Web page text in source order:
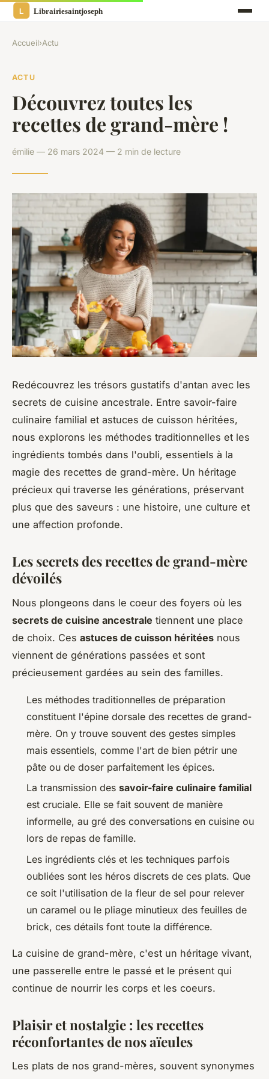
Accueil›Actu
ACTU
Découvrez toutes les
recettes de grand-mère !
émilie — 26 mars 2024 — 2 min de lecture
Redécouvrez les trésors gustatifs d'antan avec les
secrets de cuisine ancestrale. Entre savoir-faire
culinaire familial et astuces de cuisson héritées,
nous explorons les méthodes traditionnelles et les
ingrédients tombés dans l'oubli, essentiels à la
magie des recettes de grand-mère. Un héritage
précieux qui traverse les générations, préservant
plus que des saveurs : une histoire, une culture et
une affection profonde.
Les secrets des recettes de grand-mère
dévoilés
Nous plongeons dans le coeur des foyers où les
secrets de cuisine ancestrale tiennent une place
de choix. Ces astuces de cuisson héritées nous
viennent de générations passées et sont
précieusement gardées au sein des familles.
Les méthodes traditionnelles de préparation
constituent l'épine dorsale des recettes de grand-
mère. On y trouve souvent des gestes simples
mais essentiels, comme l'art de bien pétrir une
pâte ou de doser parfaitement les épices.
La transmission des savoir-faire culinaire familial
est cruciale. Elle se fait souvent de manière
informelle, au gré des conversations en cuisine ou
lors de repas de famille.
Les ingrédients clés et les techniques parfois
oubliées sont les héros discrets de ces plats. Que
ce soit l'utilisation de la fleur de sel pour relever
un caramel ou le pliage minutieux des feuilles de
brick, ces détails font toute la différence.
La cuisine de grand-mère, c'est un héritage vivant,
une passerelle entre le passé et le présent qui
continue de nourrir les corps et les coeurs.
Plaisir et nostalgie : les recettes
réconfortantes de nos aïeules
Les plats de nos grand-mères, souvent synonymes